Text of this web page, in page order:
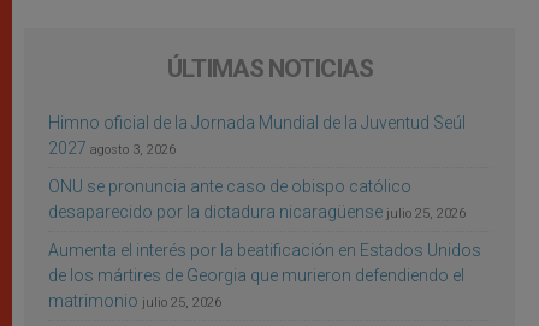
ÚLTIMAS NOTICIAS
Himno oficial de la Jornada Mundial de la Juventud Seúl
2027 agosto 3, 2026
ONU se pronuncia ante caso de obispo católico
desaparecido por la dictadura nicaragüense julio 25, 2026
Aumenta el interés por la beatificación en Estados Unidos
de los mártires de Georgia que murieron defendiendo el
matrimonio julio 25, 2026